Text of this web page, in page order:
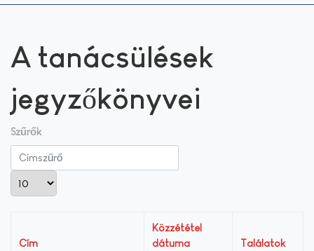
A tanácsülések
jegyzőkönyvei
Szűrők
Címszűrő
Tételek #
Cím
Közzététel
dátuma
Találatok